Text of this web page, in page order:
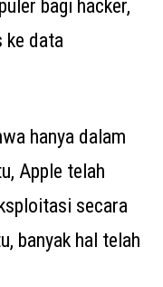
bagi hacker,
ke data
hanya dalam
Apple telah
secara
banyak hal telah